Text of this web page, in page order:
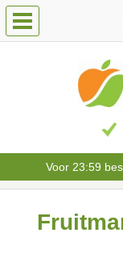
Voor 23:59